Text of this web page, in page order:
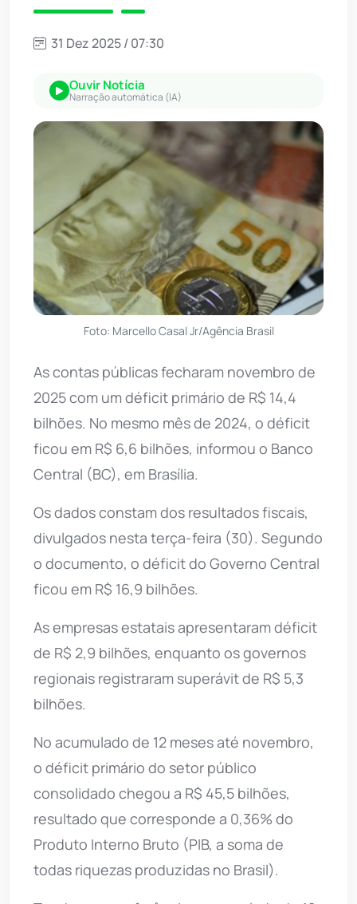
31 Dez 2025 / 07:30
Ouvir Notícia
Narração automática (IA)
Foto: Marcello Casal Jr/Agência Brasil
As contas públicas fecharam novembro de
2025 com um déficit primário de R$ 14,4
bilhões. No mesmo mês de 2024, o déficit
ficou em R$ 6,6 bilhões, informou o Banco
Central (BC), em Brasília.
Os dados constam dos resultados fiscais,
divulgados nesta terça-feira (30). Segundo
o documento, o déficit do Governo Central
ficou em R$ 16,9 bilhões.
As empresas estatais apresentaram déficit
de R$ 2,9 bilhões, enquanto os governos
regionais registraram superávit de R$ 5,3
bilhões.
No acumulado de 12 meses até novembro,
o déficit primário do setor público
consolidado chegou a R$ 45,5 bilhões,
resultado que corresponde a 0,36% do
Produto Interno Bruto (PIB, a soma de
todas riquezas produzidas no Brasil).